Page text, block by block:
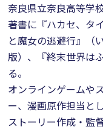
奈良県立奈良高等学
著書に『ハカセ、タ
と魔女の逃避行』（
版）、『終末世界は
る。
オンラインゲームや
ー、漫画原作担当と
ストーリー作成・監